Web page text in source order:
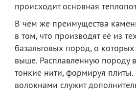
происходит основная
В чём же преимущества
в том, что производят её из
базальтовых пород, о
выше. Расплавленную породу
тонкие нити, формируя
волокнами служит